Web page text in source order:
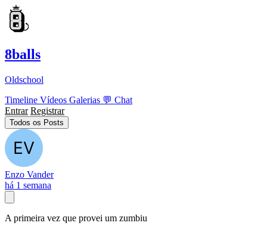
8balls
Oldschool
Timeline Vídeos Galerias 💬 Chat
Entrar Registrar
Todos os Posts
Enzo Vander
há 1 semana
A primeira vez que provei um zumbiu